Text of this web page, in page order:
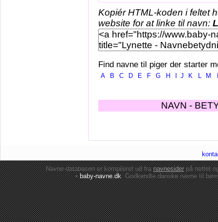
Kopiér HTML-koden i feltet
website for at linke til navn:
Find navne til piger der starter
A B C D E F G H J K L M
NAVN -
Navne-databasen er kompileret ud franavnesiderpå nettet
•baby-navne.dk: Godkendte danskenavne til børn